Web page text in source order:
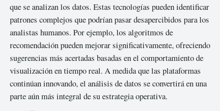
que se analizan los datos. Estas tecnologías pueden identificar
patrones complejos que podrían pasar desapercibidos para los
analistas humanos. Por ejemplo, los algoritmos de
recomendación pueden mejorar significativamente, ofreciendo
sugerencias más acertadas basadas en el comportamiento de
visualización en tiempo real. A medida que las plataformas
continúan innovando, el análisis de datos se convertirá en una
parte aún más integral de su estrategia operativa.